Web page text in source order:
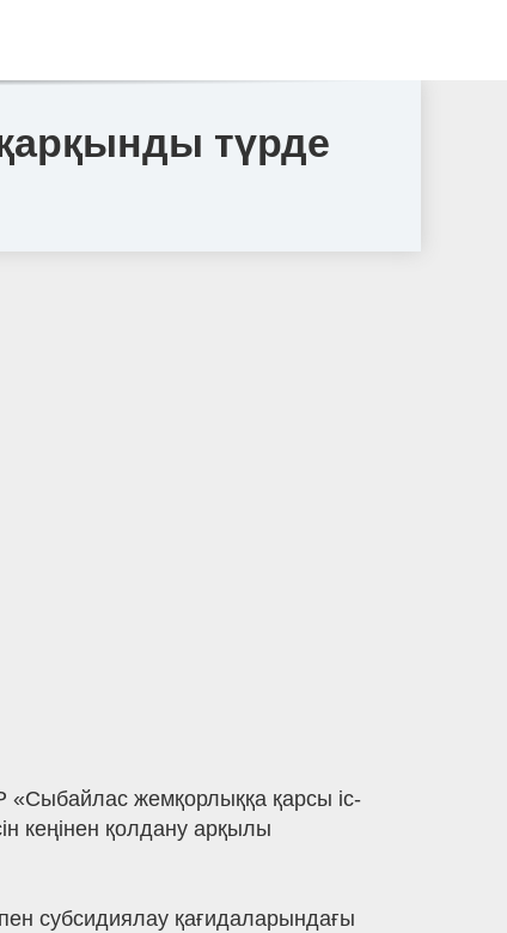
түрде
«Сыбайлас жемқорлыққа қарсы іс-
кеңінен қолдану арқылы
субсидиялау қағидаларындағы